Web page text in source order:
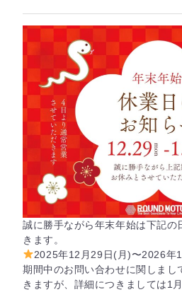
誠に勝手ながら年末年始は下記の
きます。
2025年12月29日(月)〜2026年
期間中のお問い合わせに関しまし
きますが、詳細につきましては1